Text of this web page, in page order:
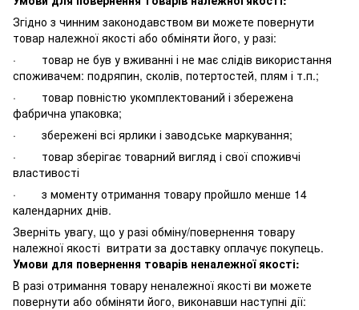
Згідно з чинним законодавством ви можете повернути
товар належної якості або обміняти його, у разі:
· товар не був у вживанні і не має слідів використання
споживачем: подряпин, сколів, потертостей, плям і т.п.;
· товар повністю укомплектований і збережена
фабрична упаковка;
· збережені всі ярлики і заводське маркування;
· товар зберігає товарний вигляд і свої споживчі
властивості
· з моменту отримання товару пройшло менше 14
календарних днів.
Зверніть увагу, що у разі обміну/повернення товару
належної якості витрати за доставку оплачує покупець.
Умови для повернення товарів неналежної якості:
В разі отримання товару неналежної якості ви можете
повернути або обміняти його, виконавши наступні дії: